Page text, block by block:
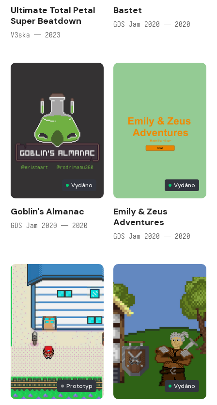
Ultimate Total Petal
Super Beatdown
V3ska — 2023
Bastet
GDS Jam 2020 — 2020
Vydáno
Goblin's Almanac
GDS Jam 2020 — 2020
Vydáno
Emily & Zeus
Adventures
GDS Jam 2020 — 2020
Prototyp Vydáno